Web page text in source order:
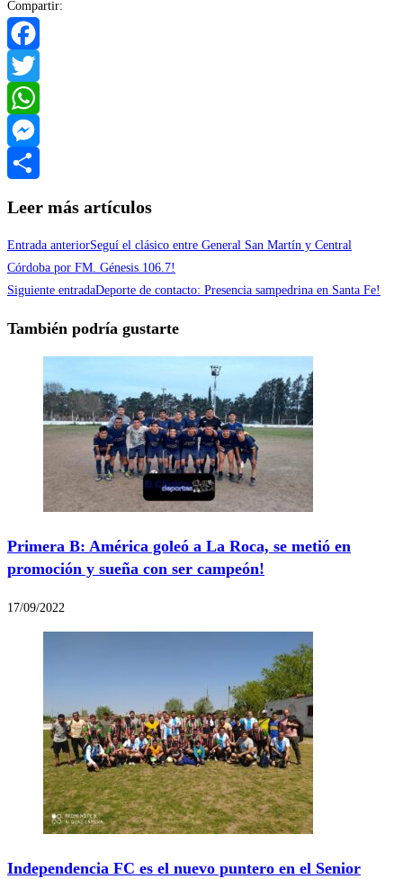
Compartir:
Facebook
Twitter
WhatsApp
Messenger
Leer más artículos
Entrada anteriorSeguí el clásico entre General San Martín y Central
Córdoba por FM. Génesis 106.7!
Siguiente entradaDeporte de contacto: Presencia sampedrina en Santa Fe!
También podría gustarte
Primera B: América goleó a La Roca, se metió en
promoción y sueña con ser campeón!
17/09/2022
Independencia FC es el nuevo puntero en el Senior